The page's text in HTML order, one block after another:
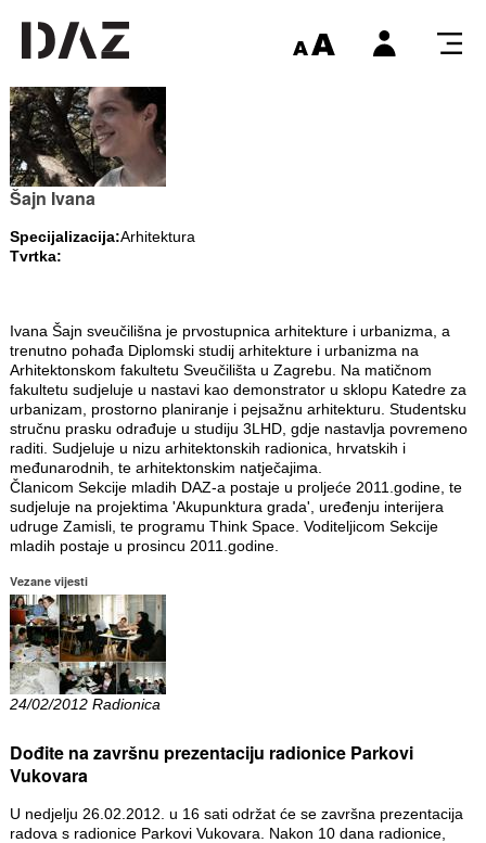
Šajn Ivana
Specijalizacija:Arhitektura
Tvrtka:
Ivana Šajn sveučilišna je prvostupnica arhitekture i urbanizma, a
trenutno pohađa Diplomski studij arhitekture i urbanizma na
Arhitektonskom fakultetu Sveučilišta u Zagrebu. Na matičnom
fakultetu sudjeluje u nastavi kao demonstrator u sklopu Katedre za
urbanizam, prostorno planiranje i pejsažnu arhitekturu. Studentsku
stručnu prasku odrađuje u studiju 3LHD, gdje nastavlja povremeno
raditi. Sudjeluje u nizu arhitektonskih radionica, hrvatskih i
međunarodnih, te arhitektonskim natječajima.
Članicom Sekcije mladih DAZ-a postaje u proljeće 2011.godine, te
sudjeluje na projektima 'Akupunktura grada', uređenju interijera
udruge Zamisli, te programu Think Space. Voditeljicom Sekcije
mladih postaje u prosincu 2011.godine.
Vezane vijesti
24/02/2012 Radionica
Dođite na završnu prezentaciju radionice Parkovi
Vukovara
U nedjelju 26.02.2012. u 16 sati održat će se završna prezentacija
radova s radionice Parkovi Vukovara. Nakon 10 dana radionice,